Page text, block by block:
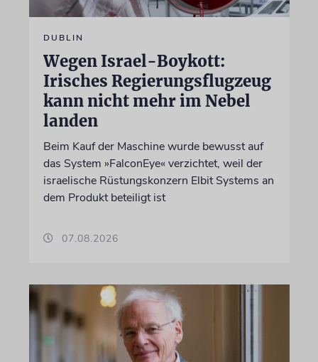
DUBLIN
Wegen Israel-Boykott:
Irisches Regierungsflugzeug
kann nicht mehr im Nebel
landen
Beim Kauf der Maschine wurde bewusst auf
das System »FalconEye« verzichtet, weil der
israelische Rüstungskonzern Elbit Systems an
dem Produkt beteiligt ist
07.08.2026